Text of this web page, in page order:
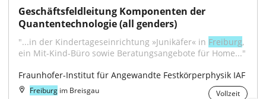
Geschäftsfeldleitung Komponenten der
Quantentechnologie (all genders)
"...in der Kindertageseinrichtung »Junikäfer« in Freiburg,
ein Mit-Kind-Büro sowie Beratungsangebote für Home..."
Fraunhofer-Institut für Angewandte Festkörperphysik IAF
Freiburg im Breisgau Vollzeit